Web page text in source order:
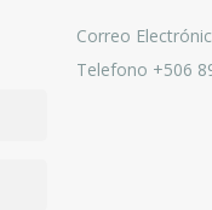
Correo
Telefono +506